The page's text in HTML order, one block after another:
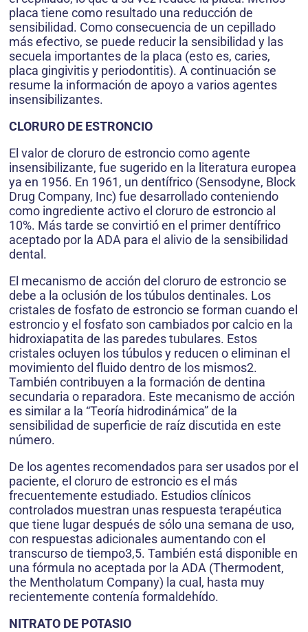
placa tiene como resultado una reducción de
sensibilidad. Como consecuencia de un cepillado
más efectivo, se puede reducir la sensibilidad y las
secuela importantes de la placa (esto es, caries,
placa gingivitis y periodontitis). A continuación se
resume la información de apoyo a varios agentes
insensibilizantes.
CLORURO DE ESTRONCIO
El valor de cloruro de estroncio como agente
insensibilizante, fue sugerido en la literatura europea
ya en 1956. En 1961, un dentífrico (Sensodyne, Block
Drug Company, Inc) fue desarrollado conteniendo
como ingrediente activo el cloruro de estroncio al
10%. Más tarde se convirtió en el primer dentífrico
aceptado por la ADA para el alivio de la sensibilidad
dental.
El mecanismo de acción del cloruro de estroncio se
debe a la oclusión de los túbulos dentinales. Los
cristales de fosfato de estroncio se forman cuando el
estroncio y el fosfato son cambiados por calcio en la
hidroxiapatita de las paredes tubulares. Estos
cristales ocluyen los túbulos y reducen o eliminan el
movimiento del fluido dentro de los mismos2.
También contribuyen a la formación de dentina
secundaria o reparadora. Este mecanismo de acción
es similar a la “Teoría hidrodinámica” de la
sensibilidad de superficie de raíz discutida en este
número.
De los agentes recomendados para ser usados por el
paciente, el cloruro de estroncio es el más
frecuentemente estudiado. Estudios clínicos
controlados muestran unas respuesta terapéutica
que tiene lugar después de sólo una semana de uso,
con respuestas adicionales aumentando con el
transcurso de tiempo3,5. También está disponible en
una fórmula no aceptada por la ADA (Thermodent,
the Mentholatum Company) la cual, hasta muy
recientemente contenía formaldehído.
NITRATO DE POTASIO